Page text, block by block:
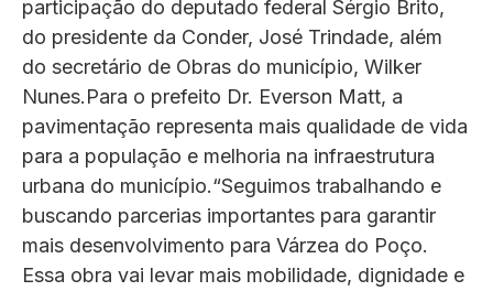
participação do deputado federal Sérgio Brito,
do presidente da Conder, José Trindade, além
do secretário de Obras do município, Wilker
Nunes.Para o prefeito Dr. Everson Matt, a
pavimentação representa mais qualidade de vida
para a população e melhoria na infraestrutura
urbana do município.“Seguimos trabalhando e
buscando parcerias importantes para garantir
mais desenvolvimento para Várzea do Poço.
Essa obra vai levar mais mobilidade, dignidade e